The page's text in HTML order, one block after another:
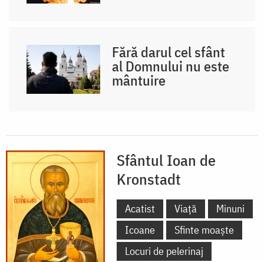
Fără darul cel sfânt
al Domnului nu este
mântuire
Sfântul Ioan de
Kronstadt
Acatist Viață
Minuni
Icoane
Sfinte moaște
Locuri de pelerinaj